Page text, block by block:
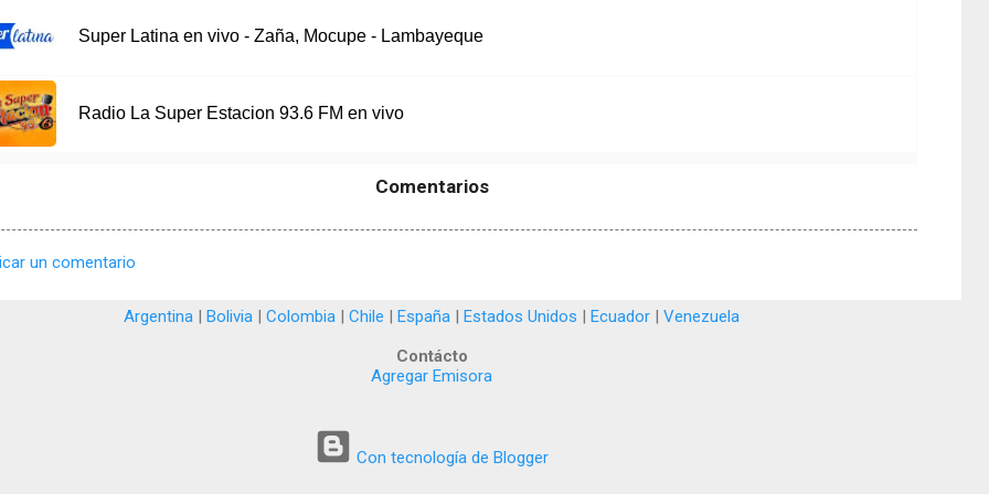
Super Latina en vivo - Zaña, Mocupe - Lambayeque
Radio La Super Estacion 93.6 FM en vivo
Comentarios
un comentario
Argentina | Bolivia | Colombia | Chile | España | Estados Unidos | Ecuador | Venezuela
Contácto
Agregar Emisora
Con tecnología de Blogger